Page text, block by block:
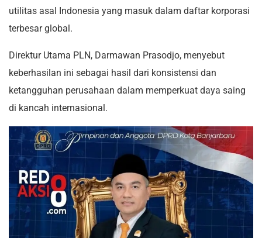
utilitas asal Indonesia yang masuk dalam daftar korporasi
terbesar global.
Direktur Utama PLN, Darmawan Prasodjo, menyebut
keberhasilan ini sebagai hasil dari konsistensi dan
ketangguhan perusahaan dalam memperkuat daya saing
di kancah internasional.